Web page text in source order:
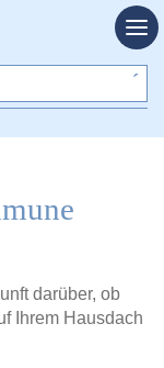
darüber, ob
Ihrem Hausdach